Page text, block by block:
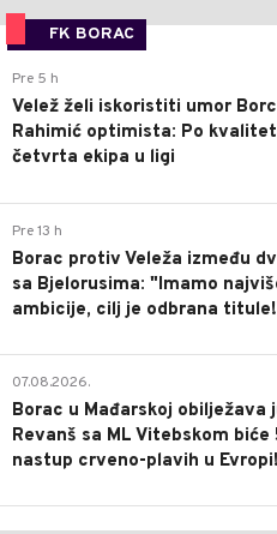
FK BORAC
Pre 5 h
Velež želi iskoristiti umor
Rahimić optimista: Po
četvrta ekipa u ligi
Pre 13 h
Borac protiv Veleža između
sa Bjelorusima: "Imamo
ambicije, cilj je odbrana
07.08.2026.
Borac u Mađarskoj obilježava
Revanš sa ML Vitebskom biće
nastup crveno-plavih u Evropi!